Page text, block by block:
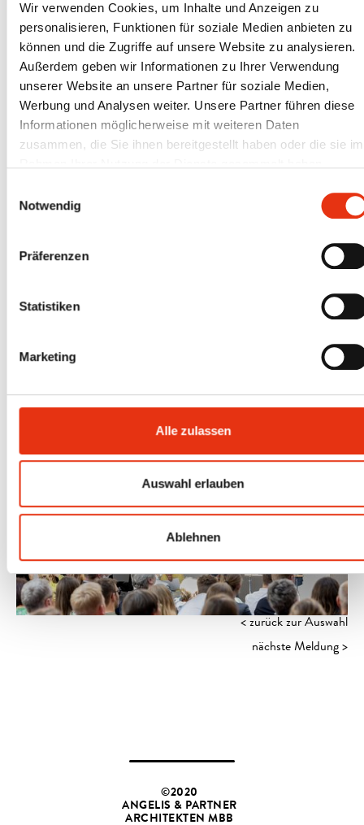
Wir verwenden Cookies, um Inhalte und Anzeigen zu
personalisieren, Funktionen für soziale Medien anbieten zu
können und die Zugriffe auf unsere Website zu analysieren.
Außerdem geben wir Informationen zu Ihrer Verwendung
unserer Website an unsere Partner für soziale Medien,
Werbung und Analysen weiter. Unsere Partner führen diese
Informationen möglicherweise mit weiteren Daten
zusammen, die Sie ihnen bereitgestellt haben oder die sie im
Notwendig
Präferenzen
Statistiken
Marketing
Alle zulassen
Auswahl erlauben
Ablehnen
Horst Gumprecht den Absolventinnen und Absolventen gute
Wünsche und Empfehlungen für den Start ins Berufsleben mit
auf den Weg gegeben. Alexis Angelis vergab im Namen des Bund
Deutscher Architektinnen und Architekten den BDA
Weitere Infos und Impressionen gibt es im
< zurück zur Auswahl
nächste Meldung >
©2020
ANGELIS & PARTNER
ARCHITEKTEN MBB